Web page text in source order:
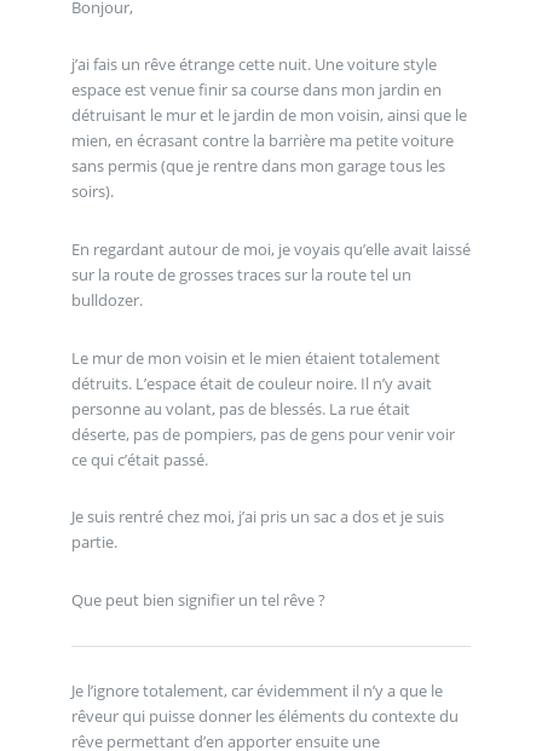
Bonjour,
j’ai fais un rêve étrange cette nuit. Une voiture style
espace est venue finir sa course dans mon jardin en
détruisant le mur et le jardin de mon voisin, ainsi que le
mien, en écrasant contre la barrière ma petite voiture
sans permis (que je rentre dans mon garage tous les
soirs).
En regardant autour de moi, je voyais qu’elle avait laissé
sur la route de grosses traces sur la route tel un
bulldozer.
Le mur de mon voisin et le mien étaient totalement
détruits. L’espace était de couleur noire. Il n’y avait
personne au volant, pas de blessés. La rue était
déserte, pas de pompiers, pas de gens pour venir voir
ce qui c’était passé.
Je suis rentré chez moi, j’ai pris un sac a dos et je suis
partie.
Que peut bien signifier un tel rêve ?
Je l’ignore totalement, car évidemment il n’y a que le
rêveur qui puisse donner les éléments du contexte du
rêve permettant d’en apporter ensuite une